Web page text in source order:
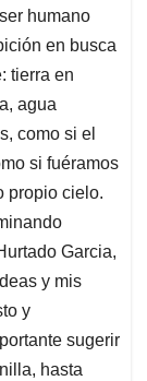
humano
en busca
tierra en
agua
como si el
si fuéramos
propio cielo.
Garcia,
y mis
y
sugerir
hasta